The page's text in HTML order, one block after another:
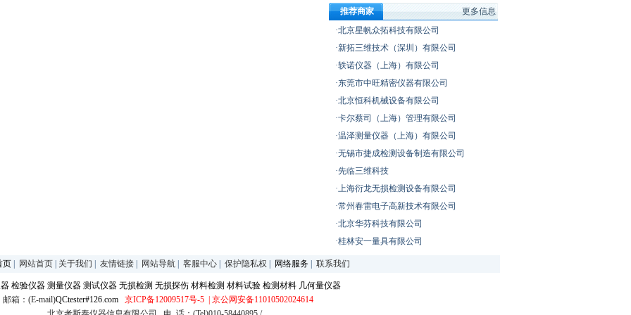
推荐商家
更多信息
·北京星帆众拓科技有限公司
·新拓三维技术（深圳）有限公司
·轶诺仪器（上海）有限公司
·东莞市中旺精密仪器有限公司
·北京恒科机械设备有限公司
·卡尔蔡司（上海）管理有限公司
·温泽测量仪器（上海）有限公司
·无锡市捷成检测设备制造有限公司
·先临三维科技
·上海衍龙无损检测设备有限公司
·常州春雷电子高新技术有限公司
·北京华芬科技有限公司
·桂林安一量具有限公司
页 网站首页 关于我们 友情链接 网站导航 客服中心 保护隐私权 网络服务 联系我们
检验仪器 测量仪器 测试仪器 无损检测 无损探伤 材料检测 材料试验 检测材料 几何量仪器
邮箱：(E-mail)QCtester#126.com 京ICP备12009517号-5
| 京公网安备11010502024614